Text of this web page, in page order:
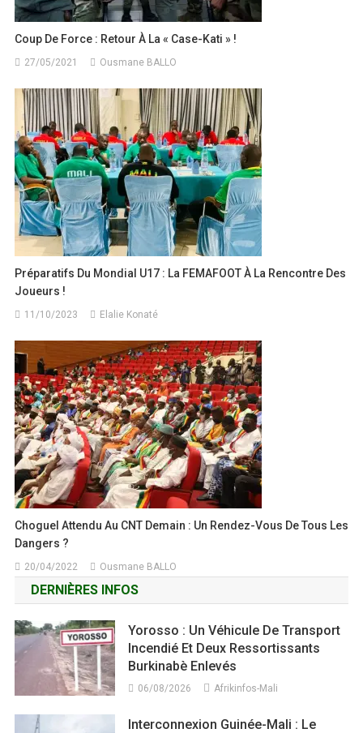
Coup De Force : Retour À La « Case-Kati » !
27/05/2021 Ousmane BALLO
Préparatifs Du Mondial U17 : La FEMAFOOT À La Rencontre Des
Joueurs !
11/10/2023 Elalie Konaté
Choguel Attendu Au CNT Demain : Un Rendez-Vous De Tous Les
Dangers ?
20/04/2022 Ousmane BALLO
DERNIÈRES INFOS
Yorosso : Un Véhicule De Transport
Incendié Et Deux Ressortissants
Burkinabè Enlevés
06/08/2026 Afrikinfos-Mali
Interconnexion Guinée-Mali : Le